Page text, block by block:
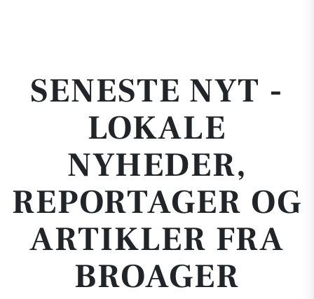
SENESTE NYT -
LOKALE
NYHEDER,
REPORTAGER OG
ARTIKLER FRA
BROAGER